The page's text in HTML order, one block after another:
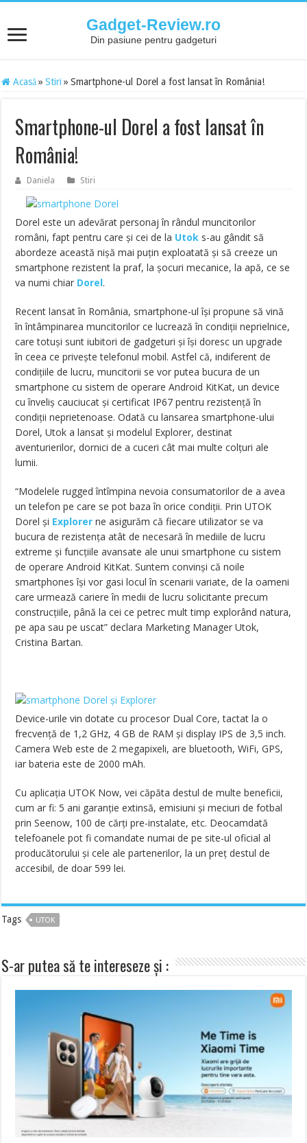
Gadget-Review.ro
Din pasiune pentru gadgeturi
Acasă » Stiri » Smartphone-ul Dorel a fost lansat în România!
Smartphone-ul Dorel a fost lansat în
România!
Daniela Stiri
Dorel este un adevărat personaj în rândul muncitorilor
români, fapt pentru care și cei de la Utok s-au gândit să
abordeze această nișă mai puțin exploatată și să creeze un
smartphone rezistent la praf, la șocuri mecanice, la apă, ce se
va numi chiar Dorel.
Recent lansat în România, smartphone-ul își propune să vină
în întâmpinarea muncitorilor ce lucrează în condiții neprielnice,
care totuși sunt iubitori de gadgeturi și își doresc un upgrade
în ceea ce privește telefonul mobil. Astfel că, indiferent de
condițiile de lucru, muncitorii se vor putea bucura de un
smartphone cu sistem de operare Android KitKat, un device
cu înveliș cauciucat și certificat IP67 pentru rezistență în
condiții neprietenoase. Odată cu lansarea smartphone-ului
Dorel, Utok a lansat și modelul Explorer, destinat
aventurierilor, dornici de a cuceri cât mai multe colțuri ale
lumii.
“Modelele rugged întîmpina nevoia consumatorilor de a avea
un telefon pe care se pot baza în orice condiții. Prin UTOK
Dorel și Explorer ne asigurăm că fiecare utilizator se va
bucura de rezistența atât de necesară în mediile de lucru
extreme și funcțiile avansate ale unui smartphone cu sistem
de operare Android KitKat. Suntem convinși că noile
smartphones își vor gasi locul în scenarii variate, de la oameni
care urmează cariere în medii de lucru solicitante precum
construcțiile, până la cei ce petrec mult timp explorând natura,
pe apa sau pe uscat” declara Marketing Manager Utok,
Cristina Bartan.
Device-urile vin dotate cu procesor Dual Core, tactat la o
frecvență de 1,2 GHz, 4 GB de RAM și display IPS de 3,5 inch.
Camera Web este de 2 megapixeli, are bluetooth, WiFi, GPS,
iar bateria este de 2000 mAh.
Cu aplicația UTOK Now, vei căpăta destul de multe beneficii,
cum ar fi: 5 ani garanție extinsă, emisiuni și meciuri de fotbal
prin Seenow, 100 de cărți pre-instalate, etc. Deocamdată
telefoanele pot fi comandate numai de pe site-ul oficial al
producătorului și cele ale partenerilor, la un preț destul de
accesibil, de doar 599 lei.
Tags UTOK
S-ar putea să te intereseze și :